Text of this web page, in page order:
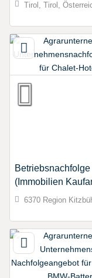
Tirol, Tirol,
(Immobilien
6370 Region